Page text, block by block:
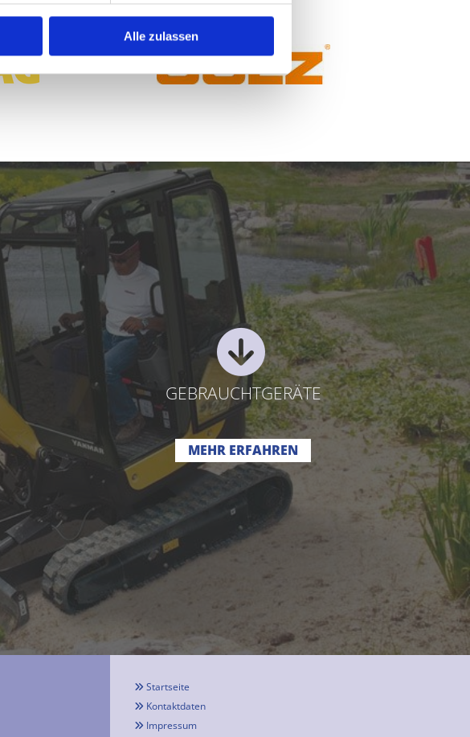
Alle zulassen

GEBRAUCHTGERÄTE
MEHR ERFAHREN
 Startseite
 Kontaktdaten
 Impressum